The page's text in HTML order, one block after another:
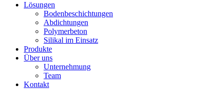
Lösungen
Bodenbeschichtungen
Abdichtungen
Polymerbeton
Silikal im Einsatz
Produkte
Über uns
Unternehmung
Team
Kontakt